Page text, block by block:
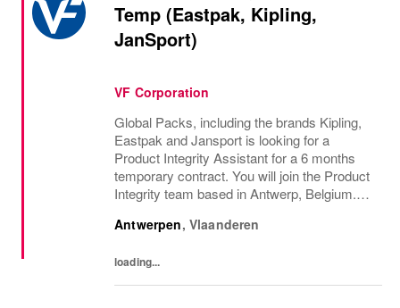
Temp (Eastpak, Kipling,
JanSport)
VF Corporation
Global Packs, including the brands Kipling,
Eastpak and Jansport is looking for a
Product Integrity Assistant for a 6 months
temporary contract. You will join the Product
Integrity team based in Antwerp, Belgium.At
global businesses to help them to...
Antwerpen, Vlaanderen
loading...